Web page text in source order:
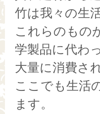
竹は我々の生
これらのもの
学製品に代わ
大量に消費さ
ここでも生活
ます。